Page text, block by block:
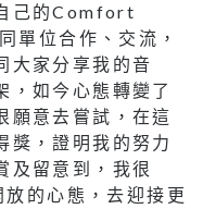
己的Comfort
單位合作、交流，
大家分享我的音
，如今心態轉變了
願意去嘗試，在這
獎，證明我的努力
及留意到，我很
的心態，去迎接更